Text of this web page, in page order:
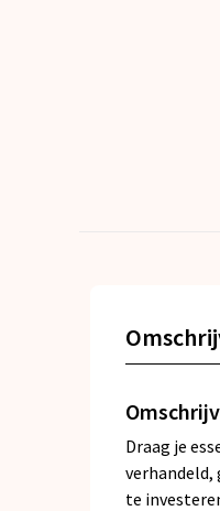
Draag je
te